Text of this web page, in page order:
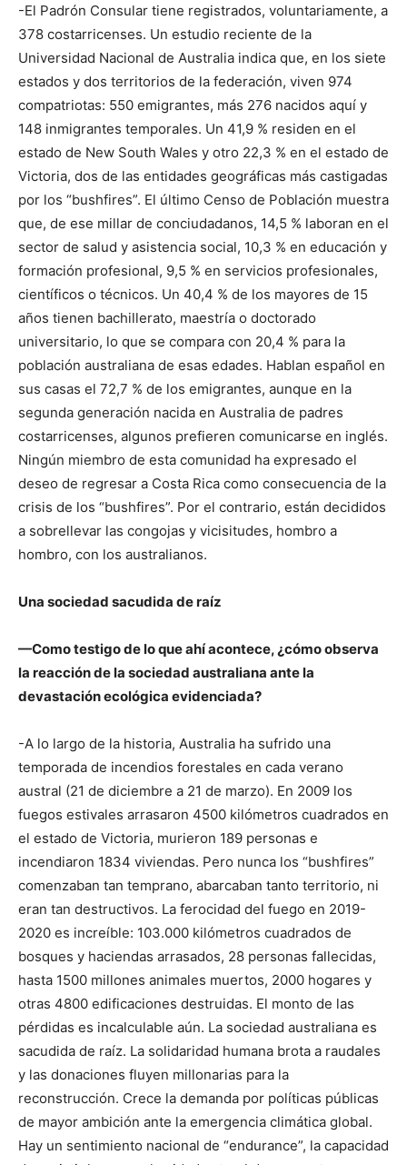
-El Padrón Consular tiene registrados, voluntariamente, a
378 costarricenses. Un estudio reciente de la
Universidad Nacional de Australia indica que, en los siete
estados y dos territorios de la federación, viven 974
compatriotas: 550 emigrantes, más 276 nacidos aquí y
148 inmigrantes temporales. Un 41,9 % residen en el
estado de New South Wales y otro 22,3 % en el estado de
Victoria, dos de las entidades geográficas más castigadas
por los “bushfires”. El último Censo de Población muestra
que, de ese millar de conciudadanos, 14,5 % laboran en el
sector de salud y asistencia social, 10,3 % en educación y
formación profesional, 9,5 % en servicios profesionales,
científicos o técnicos. Un 40,4 % de los mayores de 15
años tienen bachillerato, maestría o doctorado
universitario, lo que se compara con 20,4 % para la
población australiana de esas edades. Hablan español en
sus casas el 72,7 % de los emigrantes, aunque en la
segunda generación nacida en Australia de padres
costarricenses, algunos prefieren comunicarse en inglés.
Ningún miembro de esta comunidad ha expresado el
deseo de regresar a Costa Rica como consecuencia de la
crisis de los “bushfires”. Por el contrario, están decididos
a sobrellevar las congojas y vicisitudes, hombro a
hombro, con los australianos.
Una sociedad sacudida de raíz
—Como testigo de lo que ahí acontece, ¿cómo observa
la reacción de la sociedad australiana ante la
devastación ecológica evidenciada?
-A lo largo de la historia, Australia ha sufrido una
temporada de incendios forestales en cada verano
austral (21 de diciembre a 21 de marzo). En 2009 los
fuegos estivales arrasaron 4500 kilómetros cuadrados en
el estado de Victoria, murieron 189 personas e
incendiaron 1834 viviendas. Pero nunca los “bushfires”
comenzaban tan temprano, abarcaban tanto territorio, ni
eran tan destructivos. La ferocidad del fuego en 2019-
2020 es increíble: 103.000 kilómetros cuadrados de
bosques y haciendas arrasados, 28 personas fallecidas,
hasta 1500 millones animales muertos, 2000 hogares y
otras 4800 edificaciones destruidas. El monto de las
pérdidas es incalculable aún. La sociedad australiana es
sacudida de raíz. La solidaridad humana brota a raudales
y las donaciones fluyen millonarias para la
reconstrucción. Crece la demanda por políticas públicas
de mayor ambición ante la emergencia climática global.
Hay un sentimiento nacional de “endurance”, la capacidad